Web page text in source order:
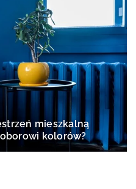
mieszkalną
kolorów?